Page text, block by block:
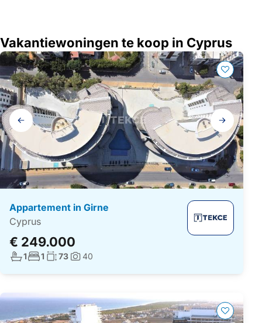
Vakantiewoningen te koop in Cyprus
Galerij
navigatie
Appartement in Girne
Cyprus
€ 249.000
Aantal badkamers:
1Aantal slaapkamers:
1 Woonoppervlakte:
73Foto's:
40